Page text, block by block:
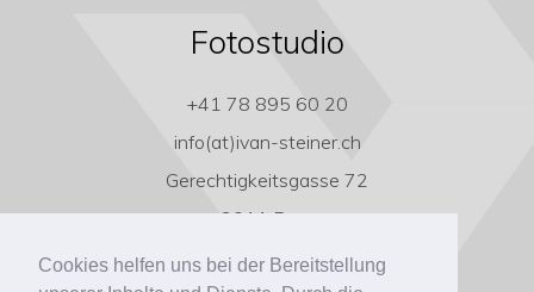
Cookies helfen uns bei der Bereitstellung
Fotostudio
+41 78 895 60 20
info(at)ivan-steiner.ch
Gerechtigkeitsgasse 72
3011 Bern